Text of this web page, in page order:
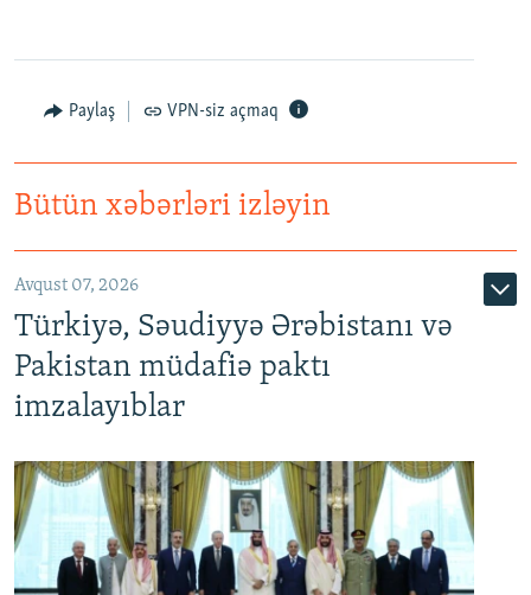
Paylaş VPN-siz açmaq
Bütün xəbərləri izləyin
Avqust 07, 2026
Türkiyə, Səudiyyə Ərəbistanı və
Pakistan müdafiə paktı
imzalayıblar